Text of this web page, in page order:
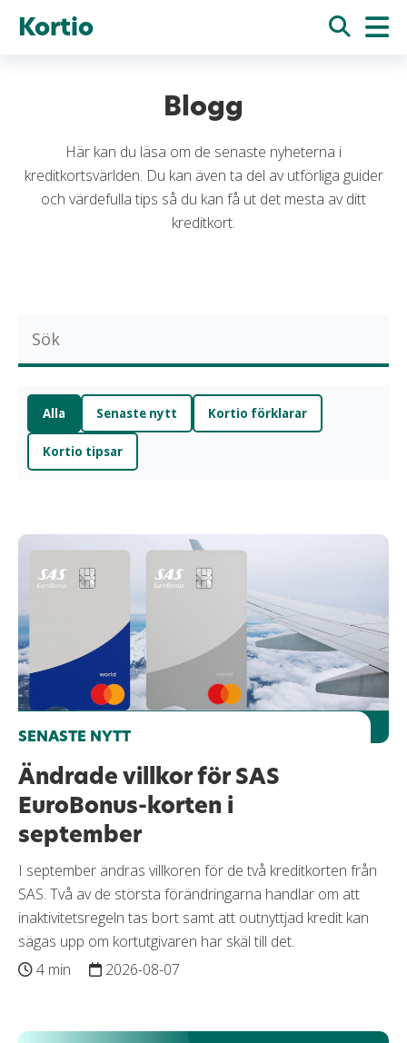
Kortio
Blogg
Här kan du läsa om de senaste nyheterna i
kreditkortsvärlden. Du kan även ta del av utförliga guider
och värdefulla tips så du kan få ut det mesta av ditt
kreditkort.
Alla Senaste nytt Kortio förklarar
Kortio tipsar
SENASTE NYTT
Ändrade villkor för SAS
EuroBonus-korten i
september
I september ändras villkoren för de två kreditkorten från
SAS. Två av de största förändringarna handlar om att
inaktivitetsregeln tas bort samt att outnyttjad kredit kan
sägas upp om kortutgivaren har skäl till det.
4 min
2026-08-07